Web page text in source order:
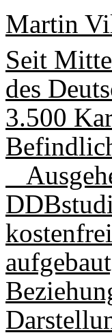
Martin
Seit
des
3.500